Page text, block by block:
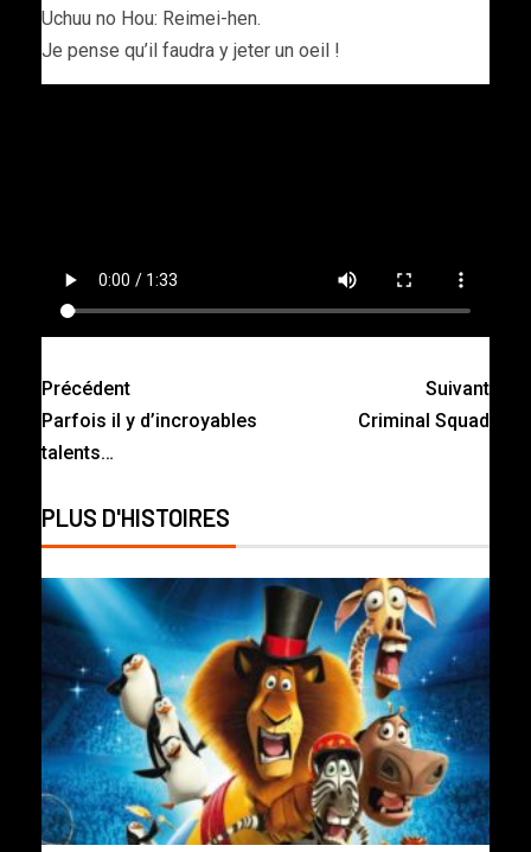
Uchuu no Hou: Reimei-hen.
Je pense qu’il faudra y jeter un oeil !
Précédent
Parfois il y d’incroyables
talents…
Suivant
Criminal Squad
PLUS D'HISTOIRES